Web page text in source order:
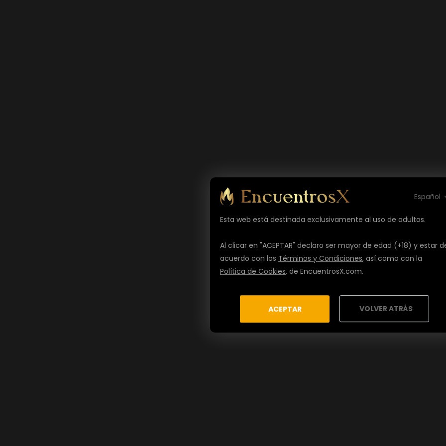
Español
Esta web está destinada exclusivamente al uso de adultos.
Al clicar en "ACEPTAR" declaro ser mayor de edad (+18) y estar
acuerdo con los Términos y Condiciones, así como con la
Política de Cookies, de EncuentrosX.com.
ACEPTAR VOLVER ATRÁS